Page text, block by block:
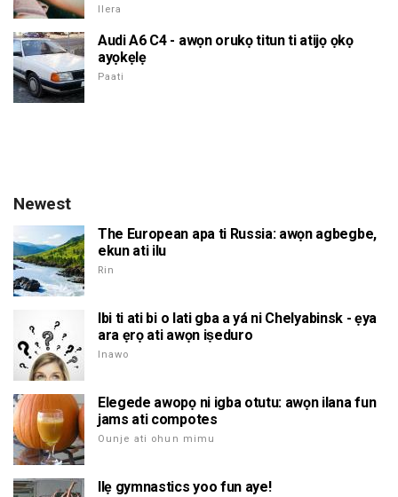
Ilera
Audi A6 C4 - awọn orukọ titun ti atijọ ọkọ
ayọkẹlẹ
Paati
Newest
The European apa ti Russia: awọn agbegbe,
ekun ati ilu
Rin
Ibi ti ati bi o lati gba a yá ni Chelyabinsk - ẹya
ara ẹrọ ati awọn iṣeduro
Inawo
Elegede awopọ ni igba otutu: awọn ilana fun
jams ati compotes
Ounje ati ohun mimu
Ilẹ gymnastics yoo fun aye!